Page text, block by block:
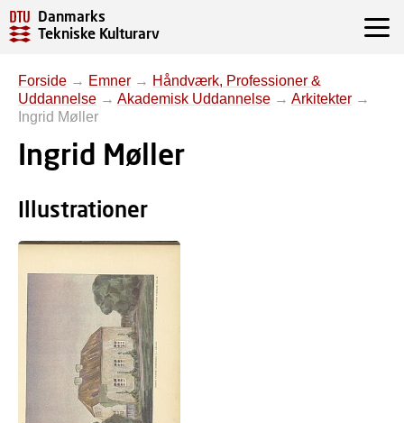
Danmarks
Tekniske Kulturarv
Forside → Emner → Håndværk, Professioner &
Uddannelse → Akademisk Uddannelse → Arkitekter →
Ingrid Møller
Ingrid Møller
Illustrationer